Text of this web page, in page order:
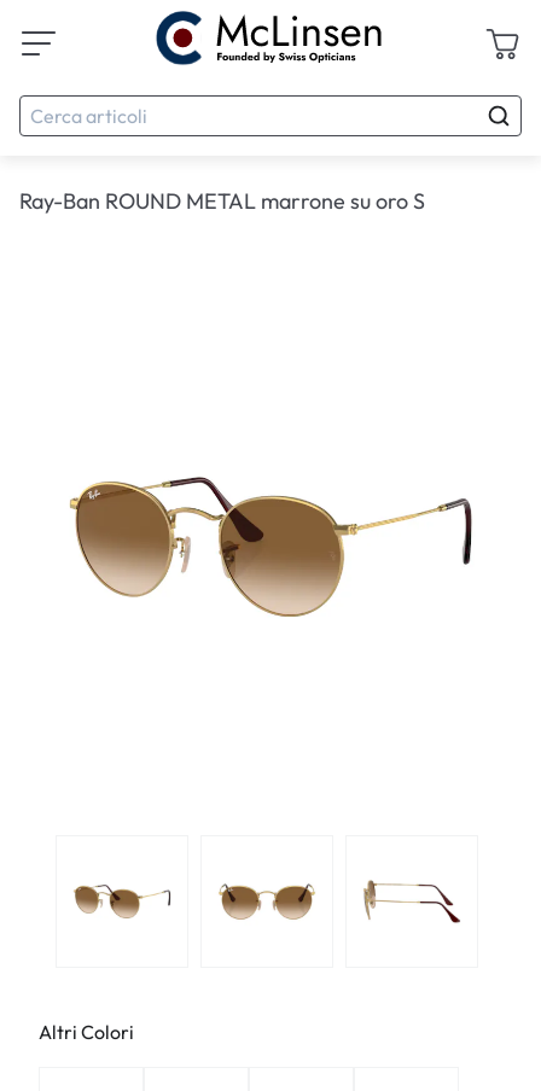
Ray-Ban ROUND METAL marrone su oro S
Altri Colori